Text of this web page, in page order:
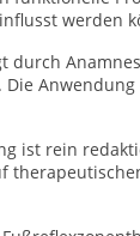
werden
durch
Die
ist rein